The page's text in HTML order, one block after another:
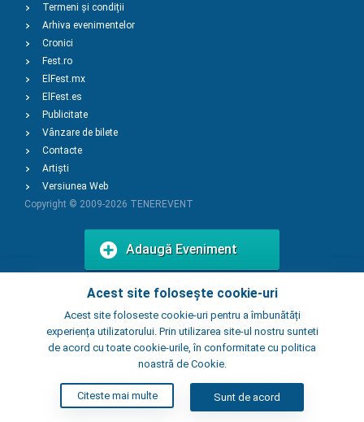
Acest site folosește cookie-uri
Acest site foloseste cookie-uri pentru a îmbunătăți
experiența utilizatorului. Prin utilizarea site-ul nostru sunteti
de acord cu toate cookie-urile, în conformitate cu politica
noastră de Cookie.
Citeste mai multe Sunt de acord
Termeni și condiții
Arhiva evenimentelor
Cronici
Fest.ro
ElFest.mx
ElFest.es
Publicitate
Vânzare de bilete
Contacte
Artiști
Versiunea Web
Copyright © 2009-2026 TENEREVENT
Adaugă Eveniment
Adaugă Local